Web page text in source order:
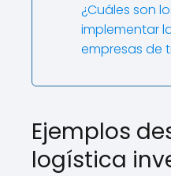
¿Cuáles son
implementar
empresas de
Ejemplos
logística